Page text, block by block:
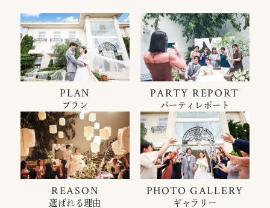
PLAN
プラン
PARTY REPORT
パーティレポート
REASON
選ばれる理由
PHOTO GALLERY
ギャラリー